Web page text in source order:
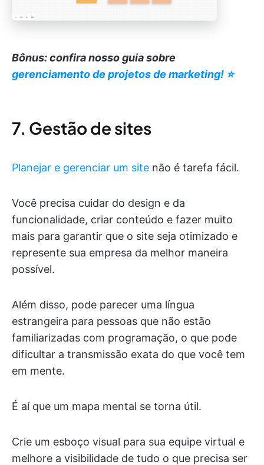
Bônus: confira nosso guia sobre
gerenciamento de projetos de marketing! ⭐️
7. Gestão de sites
Planejar e gerenciar um site não é tarefa fácil.
Você precisa cuidar do design e da
funcionalidade, criar conteúdo e fazer muito
mais para garantir que o site seja otimizado e
represente sua empresa da melhor maneira
possível.
Além disso, pode parecer uma língua
estrangeira para pessoas que não estão
familiarizadas com programação, o que pode
dificultar a transmissão exata do que você tem
em mente.
É aí que um mapa mental se torna útil.
Crie um esboço visual para sua equipe virtual e
melhore a visibilidade de tudo o que precisa ser